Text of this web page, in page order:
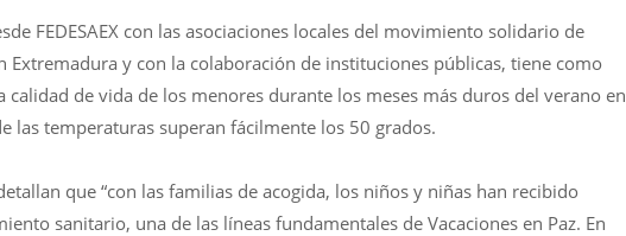
FEDESAEX con las asociaciones locales del movimiento solidario de
Extremadura y con la colaboración de instituciones públicas, tiene como
de vida de los menores durante los meses más duros del verano en
las temperaturas superan fácilmente los 50 grados.
que “con las familias de acogida, los niños y niñas han recibido
sanitario, una de las líneas fundamentales de Vacaciones en Paz. En